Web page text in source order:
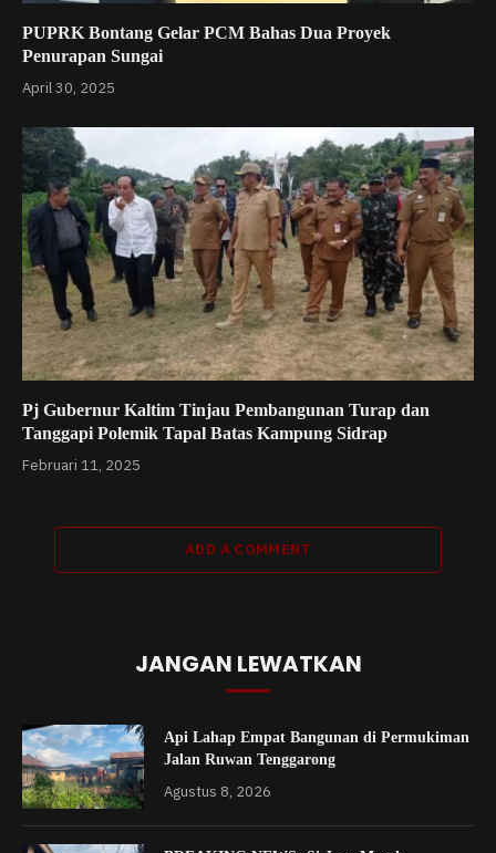
PUPRK Bontang Gelar PCM Bahas Dua Proyek
Penurapan Sungai
April 30, 2025
Pj Gubernur Kaltim Tinjau Pembangunan Turap dan
Tanggapi Polemik Tapal Batas Kampung Sidrap
Februari 11, 2025
ADD A COMMENT
JANGAN LEWATKAN
Api Lahap Empat Bangunan di Permukiman
Jalan Ruwan Tenggarong
Agustus 8, 2026